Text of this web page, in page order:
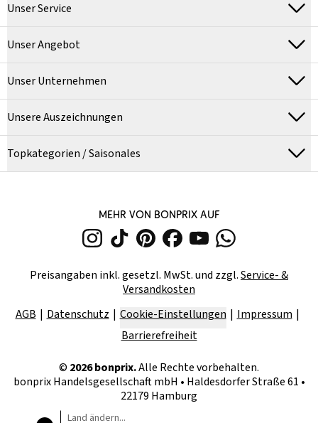
Unser Service
Unser Angebot
Unser Unternehmen
Unsere Auszeichnungen
Topkategorien / Saisonales
MEHR VON BONPRIX AUF
Preisangaben inkl. gesetzl. MwSt. und zzgl.Service- &
Versandkosten
AGB
Datenschutz Cookie-Einstellungen
Impressum
Barrierefreiheit
© 2026bonprix.Alle Rechte vorbehalten.
bonprix Handelsgesellschaft mbH • Haldesdorfer Straße 61 •
22179 Hamburg
Land ändern...